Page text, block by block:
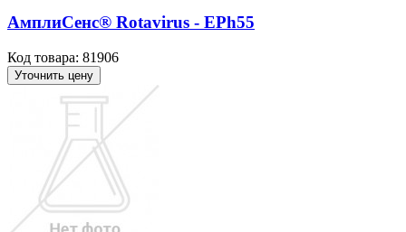
АмплиСенс® Rotavirus - EPh55
Код товара: 81906
Уточнить цену